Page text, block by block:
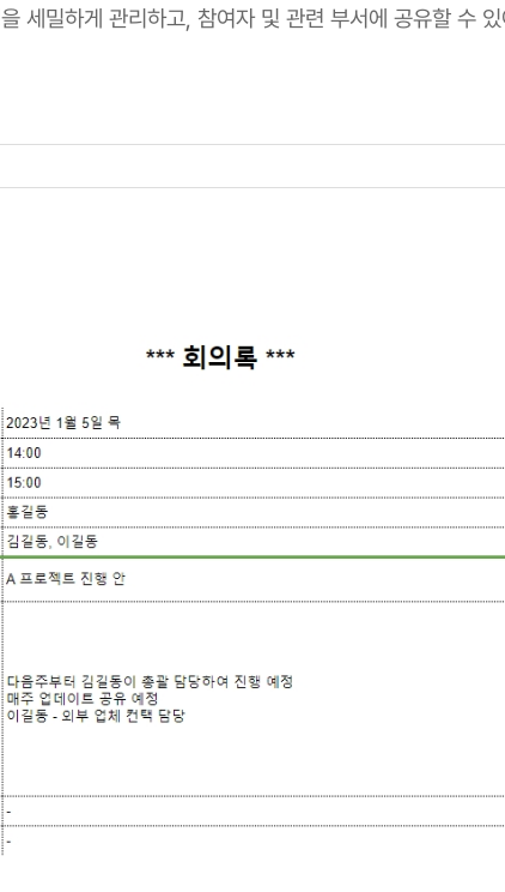
세밀하게 관리하고, 참여자 및 관련 부서에 공유할 수